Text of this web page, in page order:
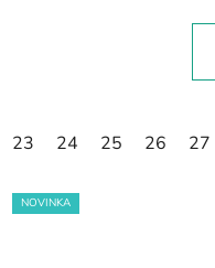
23 24 25 26 27
NOVINKA